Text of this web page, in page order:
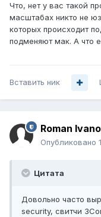
Что, нет у вас такой
масштабах никто не
которых происходит
подменяют мак. А что
Вставить ник
Roman
Опубликовано
Цитата
Довольно часто
security, свитчи